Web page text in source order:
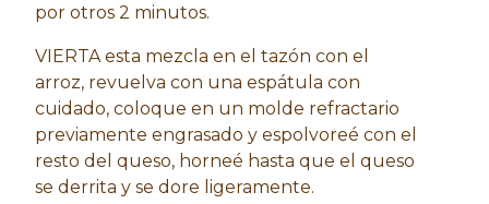
por otros 2 minutos.
VIERTA esta mezcla en el tazón con el
arroz, revuelva con una espátula con
cuidado, coloque en un molde refractario
previamente engrasado y espolvoreé con el
resto del queso, horneé hasta que el queso
se derrita y se dore ligeramente.